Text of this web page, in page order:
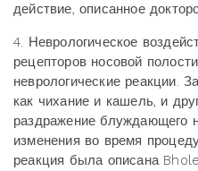
действие, описанное
4. Неврологическое
рецепторов носовой
неврологические реакции.
как чихание и кашель, и
раздражение блуждающего
изменения во время
реакция была описана